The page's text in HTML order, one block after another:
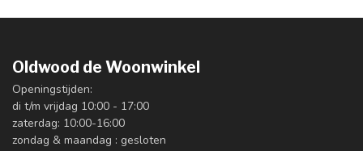
Oldwood de Woonwinkel
Openingstijden:
di t/m vrijdag 10:00 - 17:00
zaterdag: 10:00-16:00
zondag & maandag : gesloten